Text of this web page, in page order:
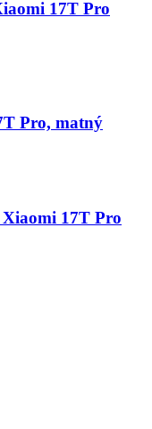
17T Pro
Pro, matný
17T Pro